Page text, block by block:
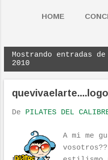
HOME
n
Mostrando entradas
2010
De PILATES DEL
A mi me